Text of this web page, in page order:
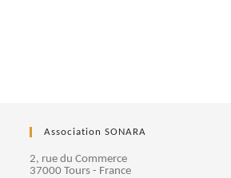
Association SONARA
2, rue du Commerce
37000 Tours - France